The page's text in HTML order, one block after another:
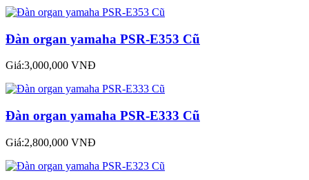
Đàn organ yamaha PSR-E353 Cũ
Giá:3,000,000 VNĐ
Đàn organ yamaha PSR-E333 Cũ
Giá:2,800,000 VNĐ